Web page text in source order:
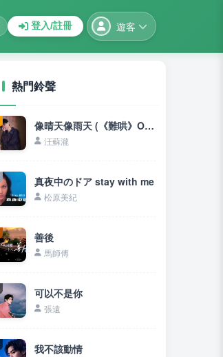
登入/註冊 遊客
熱門鈴聲
像晴天像雨天 (《難哄》OST)
汪蘇瀧
真夜中のドア stay with me
松原美紀
善後
馬師傅
可以不是你
張遠
我不該動情